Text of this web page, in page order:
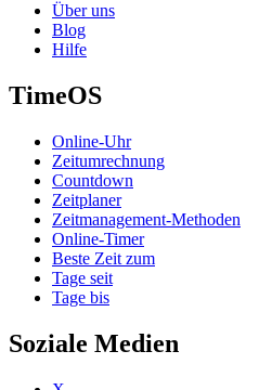
Über uns
Blog
Hilfe
TimeOS
Online-Uhr
Zeitumrechnung
Countdown
Zeitplaner
Zeitmanagement-Methoden
Online-Timer
Beste Zeit zum
Tage seit
Tage bis
Soziale Medien